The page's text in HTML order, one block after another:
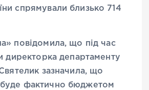
спрямували близько 714
повідомила, що під час
директорка департаменту
зазначила, що
фактично бюджетом